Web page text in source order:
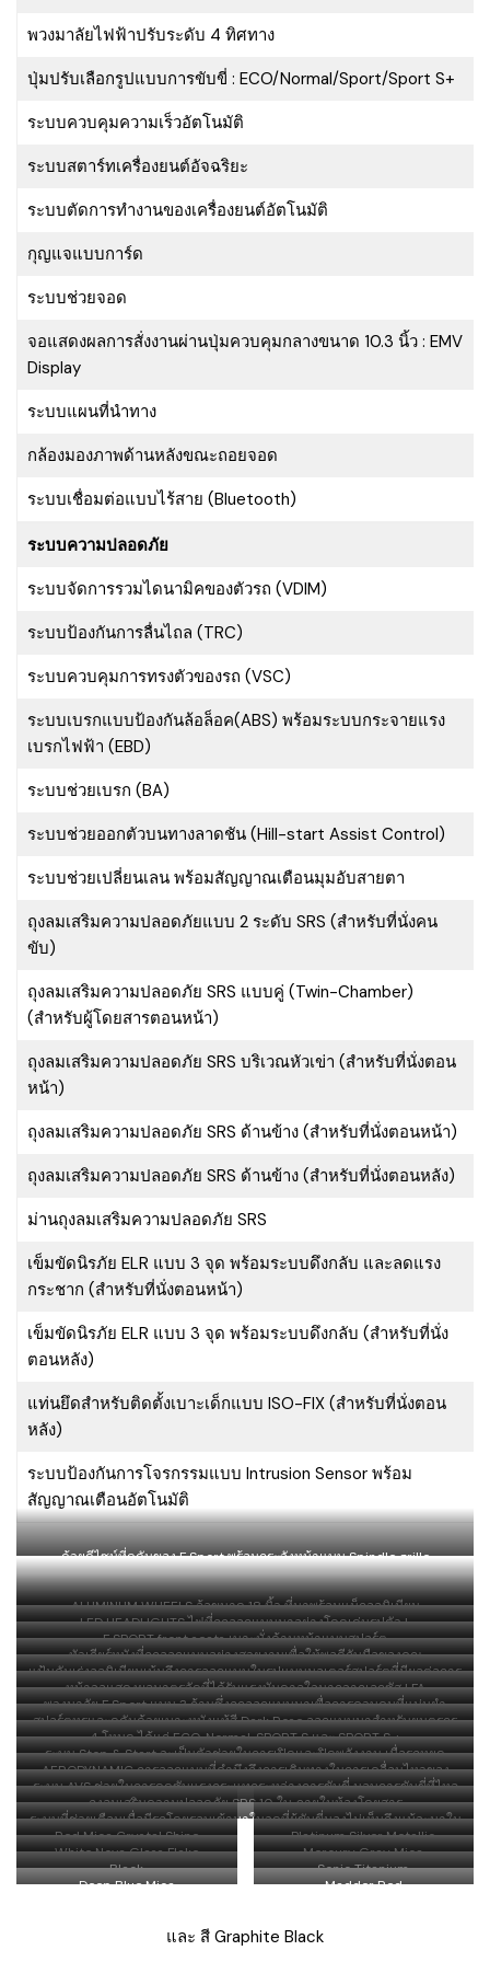
พวงมาลัยไฟฟ้าปรับระดับ 4 ทิศทาง
ปุ่มปรับเลือกรูปแบบการขับขี่ : ECO/Normal/Sport/Sport S+
ระบบควบคุมความเร็วอัตโนมัติ
ระบบสตาร์ทเครื่องยนต์อัจฉริยะ
ระบบตัดการทำงานของเครื่องยนต์อัตโนมัติ
กุญแจแบบการ์ด
ระบบช่วยจอด
จอแสดงผลการสั่งงานผ่านปุ่มควบคุมกลางขนาด 10.3 นิ้ว : EMV
Display
ระบบแผนที่นำทาง
กล้องมองภาพด้านหลังขณะถอยจอด
ระบบเชื่อมต่อแบบไร้สาย (Bluetooth)
ระบบความปลอดภัย
ระบบจัดการรวมไดนามิคของตัวรถ (VDIM)
ระบบป้องกันการลื่นไถล (TRC)
ระบบควบคุมการทรงตัวของรถ (VSC)
ระบบเบรกแบบป้องกันล้อล็อค(ABS) พร้อมระบบกระจายแรง
เบรกไฟฟ้า (EBD)
ระบบช่วยเบรก (BA)
ระบบช่วยออกตัวบนทางลาดชัน (Hill-start Assist Control)
ระบบช่วยเปลี่ยนเลน พร้อมสัญญาณเตือนมุมอับสายตา
ถุงลมเสริมความปลอดภัยแบบ 2 ระดับ SRS (สำหรับที่นั่งคน
ขับ)
ถุงลมเสริมความปลอดภัย SRS แบบคู่ (Twin-Chamber)
(สำหรับผู้โดยสารตอนหน้า)
ถุงลมเสริมความปลอดภัย SRS บริเวณหัวเข่า (สำหรับที่นั่งตอน
หน้า)
ถุงลมเสริมความปลอดภัย SRS ด้านข้าง (สำหรับที่นั่งตอนหน้า)
ถุงลมเสริมความปลอดภัย SRS ด้านข้าง (สำหรับที่นั่งตอนหลัง)
ม่านถุงลมเสริมความปลอดภัย SRS
เข็มขัดนิรภัย ELR แบบ 3 จุด พร้อมระบบดึงกลับ และลดแรง
กระชาก (สำหรับที่นั่งตอนหน้า)
เข็มขัดนิรภัย ELR แบบ 3 จุด พร้อมระบบดึงกลับ (สำหรับที่นั่ง
ตอนหลัง)
แท่นยึดสำหรับติดตั้งเบาะเด็กแบบ ISO-FIX (สำหรับที่นั่งตอน
หลัง)
ระบบป้องกันการโจรกรรมแบบ Intrusion Sensor พร้อม
สัญญาณเตือนอัตโนมัติ
ด้วยดีไซน์ที่ดุดันของ F Sport พร้อมกระจังหน้าแบบ Spindle grille
ALUMINUM WHEELS ล้อขนาด 18 นิ้ว ที่มาพร้อมแม็กอลูมิเนียม
LED HEADLIGHTS ไฟที่ถูกออกแบบมาอย่างโดดเด่นรูปตัว L
F SPORT front seats เบาะนั่งด้านหน้าแบบสปอร์ต
หัวเกียร์หนังที่ถูกออกแบบอย่างสวยงามเพื่อให้พอดีกับมือของคุณ
แป้นคันเร่งอลูมิเนียมเน้นถึงการออกแบบในรูปแบบมอเตอร์สปอร์ตที่มีผลต่อการ
พัฒนาแพ็คเกจ F Sport
หน้าจอแสดงผลมาตรวัดที่ได้รับแรงบันดาลใจมากจากเลกซัส LFA
พวงมาลัย F Sport แบบ 3 ก้านซึ่งถูกออกแบบมาเพื่อการควบคุมที่แม่นยำ
สปอร์ตหรูและดุดันด้วยเบาะหนังแท้สี Dark Rose ออกแบบมาสำหรับยนตรกร
รมเลกซัส F Sport
4 โหมด ได้แก่ ECO, Normal, SPORT S และ SPORT S +
ระบบ Stop & Start จะเป็นตัวช่วยในการเปิดและปิดพลังงาน เมื่อรถหยุด
เคลื่อนไหว
AERODYNAMIC การออกแบบที่คำนึงถึงการเดินทางในการเคลื่อนไหวของ
อากาศ
ระบบ AVS ช่วยในการดูดซับแรงกระแทกระหว่างการขับขี่ มอบการขับขี่ที่ไหล
ลื่นและนุ่มนวลตามสไตล์ของเลกซัส
ถุงลมเสริมความปลอดภัย SRS 10 ใบ ภายในห้องโดยสาร
ระบบที่ช่วยเตือนเมื่อมีรถโดยรอบเข้ามาในจุดที่ผู้ขับขี่มองไม่เห็นถึงแม้จะมาใน
ความเร็วที่สูง
Red Mica Crystal Shine
Platinum Silver Metallic
White Nova Glass Flake
Mercury Gray Mica
Black
Sonic Titanium
Deep Blue Mica
Madder Red
และ สี Graphite Black